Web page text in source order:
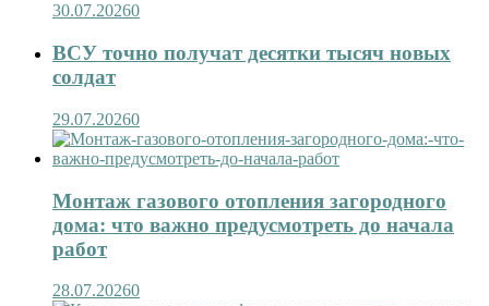
30.07.20260
ВСУ точно получат десятки тысяч новых
солдат
29.07.20260
Монтаж газового отопления загородного
дома: что важно предусмотреть до начала
работ
28.07.20260